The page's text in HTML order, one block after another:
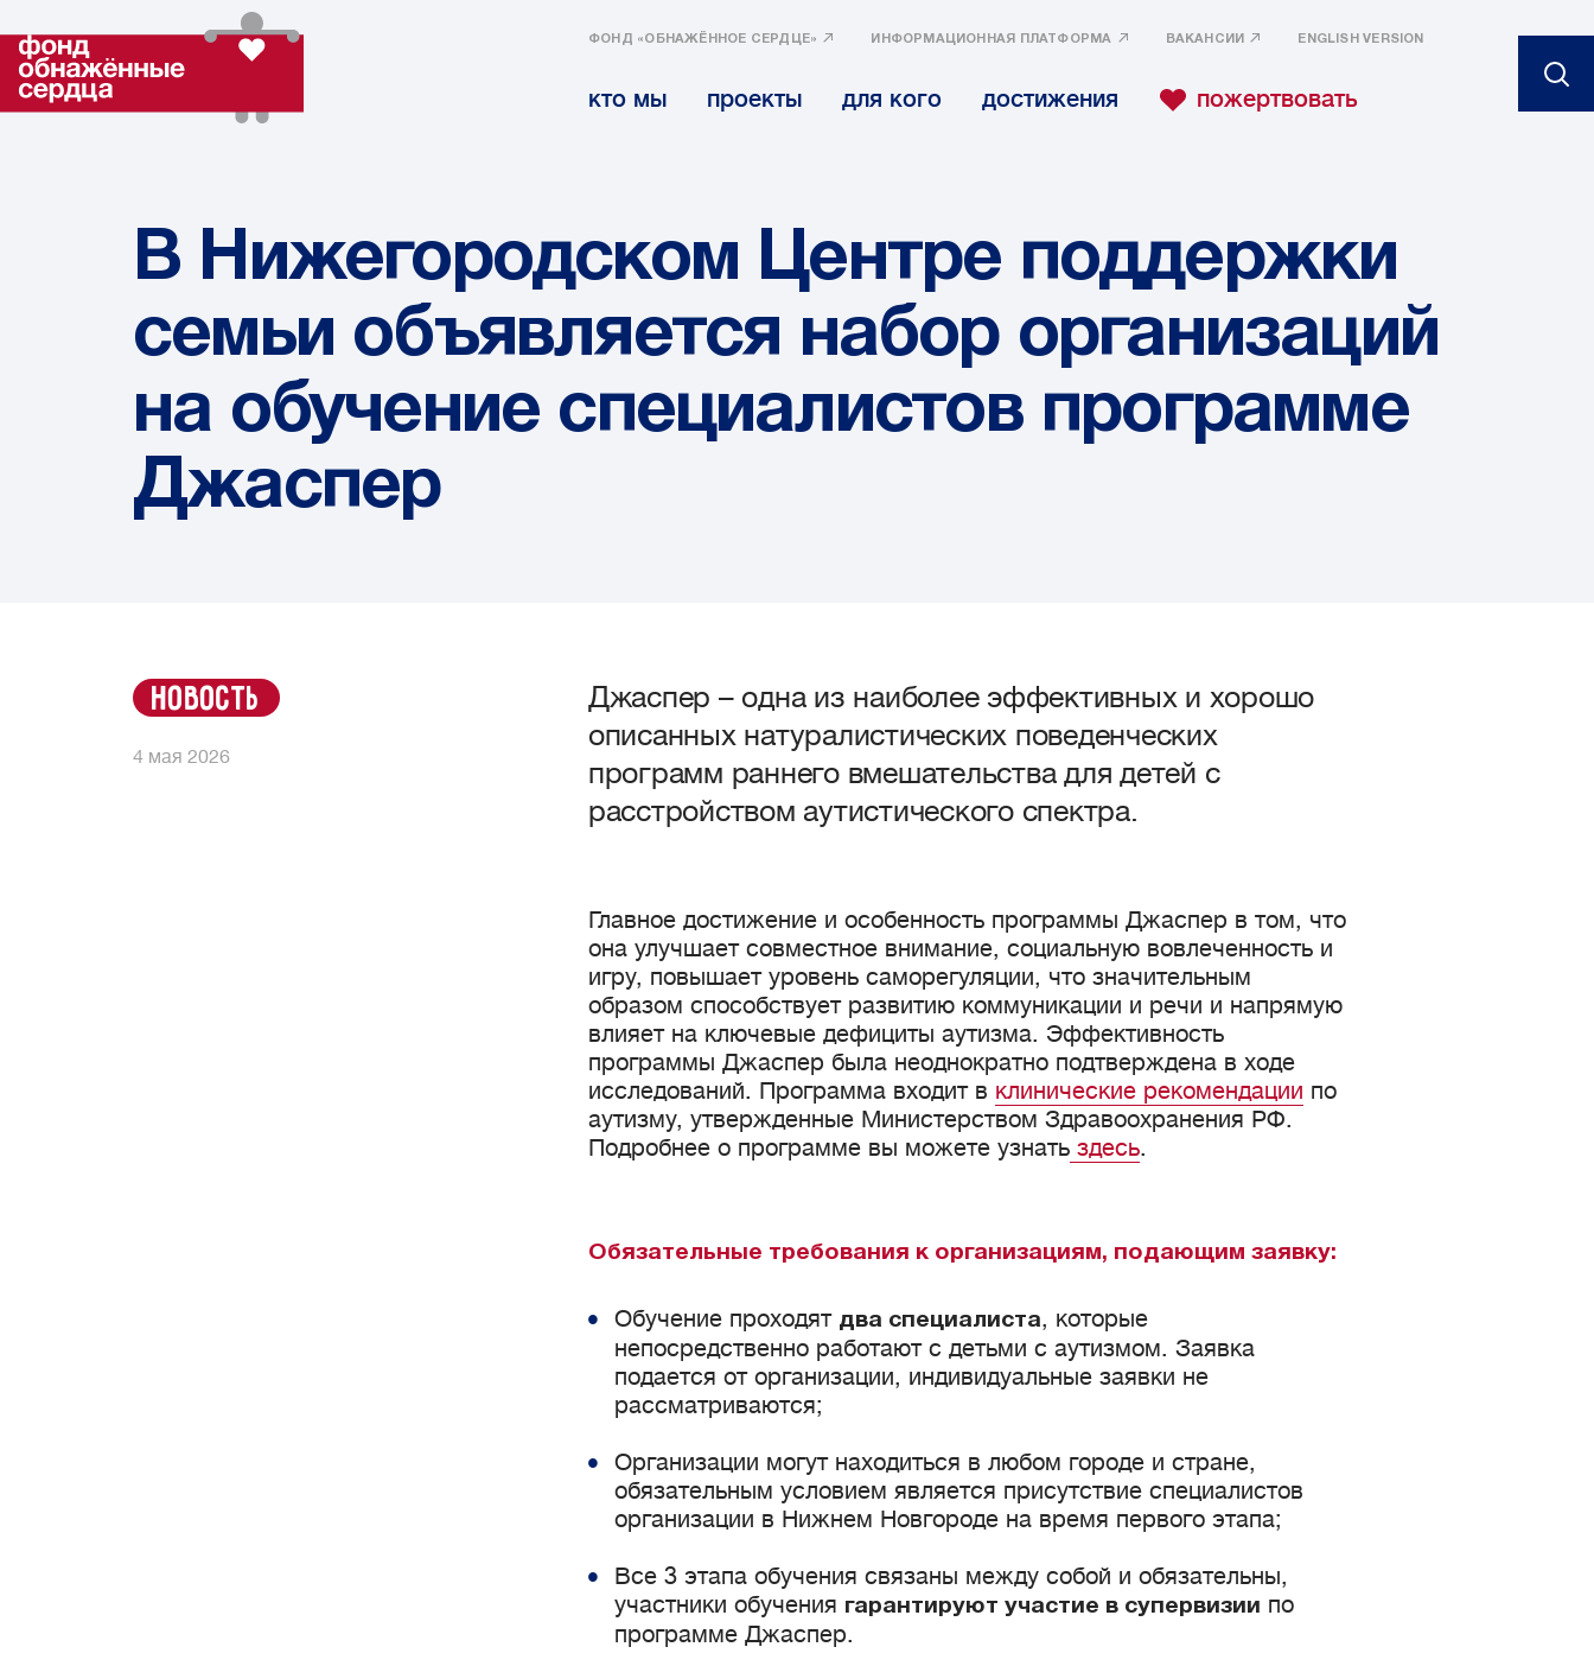
ФОНД «ОБНАЖЁННОЕ СЕРДЦЕ» ИНФОРМАЦИОННАЯ ПЛАТФОРМА ВАКАНСИИ ENGLISH VERSION
кто мы проекты для кого достижения пожертвовать
В Нижегородском Центре поддержки
семьи объявляется набор организаций
на обучение специалистов программе
Джаспер
новость
4 мая 2026
Джаспер – одна из наиболее эффективных и хорошо
описанных натуралистических поведенческих
программ раннего вмешательства для детей с
расстройством аутистического спектра.
Главное достижение и особенность программы Джаспер в том, что
она улучшает совместное внимание, социальную вовлеченность и
игру, повышает уровень саморегуляции, что значительным
образом способствует развитию коммуникации и речи и напрямую
влияет на ключевые дефициты аутизма. Эффективность
программы Джаспер была неоднократно подтверждена в ходе
исследований. Программа входит в клинические рекомендации по
аутизму, утвержденные Министерством Здравоохранения РФ.
Подробнее о программе вы можете узнать здесь.
Обязательные требования к организациям, подающим заявку:
Обучение проходят два специалиста, которые
непосредственно работают с детьми с аутизмом. Заявка
подается от организации, индивидуальные заявки не
рассматриваются;
Организации могут находиться в любом городе и стране,
обязательным условием является присутствие специалистов
организации в Нижнем Новгороде на время первого этапа;
Все 3 этапа обучения связаны между собой и обязательны,
участники обучения гарантируют участие в супервизии по
программе Джаспер.